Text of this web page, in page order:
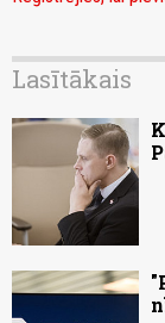
Lasītākais